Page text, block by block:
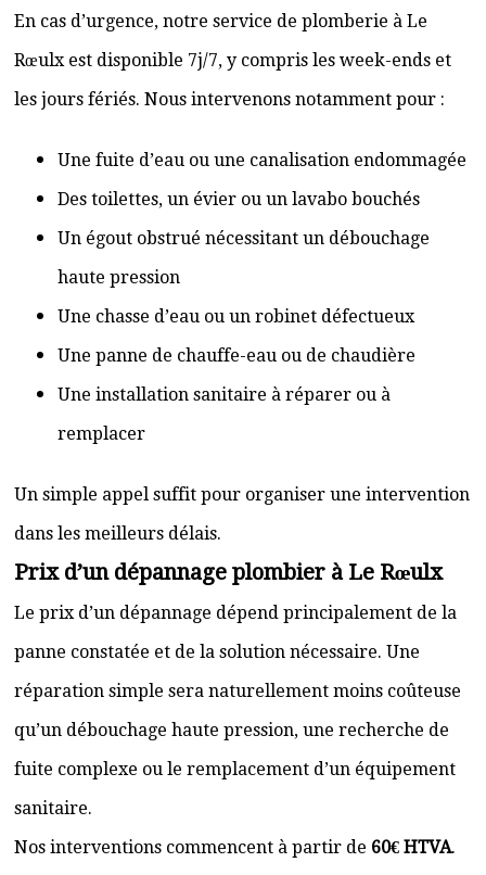
En cas d’urgence, notre service de plomberie à Le
Rœulx est disponible 7j/7, y compris les week-ends et
les jours fériés. Nous intervenons notamment pour :
Une fuite d’eau ou une canalisation endommagée
Des toilettes, un évier ou un lavabo bouchés
Un égout obstrué nécessitant un débouchage
haute pression
Une chasse d’eau ou un robinet défectueux
Une panne de chauffe-eau ou de chaudière
Une installation sanitaire à réparer ou à
remplacer
Un simple appel suffit pour organiser une intervention
dans les meilleurs délais.
Prix d’un dépannage plombier à Le Rœulx
Le prix d’un dépannage dépend principalement de la
panne constatée et de la solution nécessaire. Une
réparation simple sera naturellement moins coûteuse
qu’un débouchage haute pression, une recherche de
fuite complexe ou le remplacement d’un équipement
sanitaire.
Nos interventions commencent à partir de 60€ HTVA.